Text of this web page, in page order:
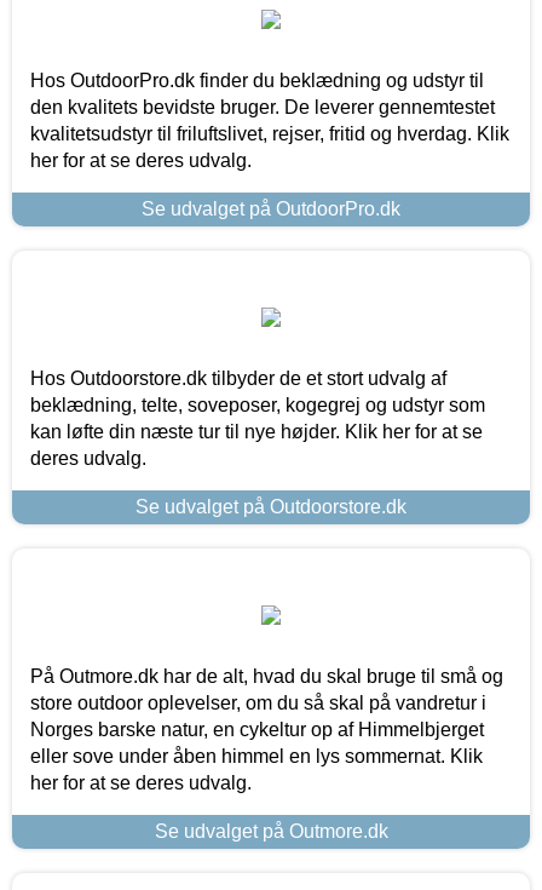
Hos OutdoorPro.dk finder du beklædning og udstyr til
den kvalitets bevidste bruger. De leverer gennemtestet
kvalitetsudstyr til friluftslivet, rejser, fritid og hverdag. Klik
her for at se deres udvalg.
Se udvalget på OutdoorPro.dk
Hos Outdoorstore.dk tilbyder de et stort udvalg af
beklædning, telte, soveposer, kogegrej og udstyr som
kan løfte din næste tur til nye højder. Klik her for at se
deres udvalg.
Se udvalget på Outdoorstore.dk
På Outmore.dk har de alt, hvad du skal bruge til små og
store outdoor oplevelser, om du så skal på vandretur i
Norges barske natur, en cykeltur op af Himmelbjerget
eller sove under åben himmel en lys sommernat. Klik
her for at se deres udvalg.
Se udvalget på Outmore.dk